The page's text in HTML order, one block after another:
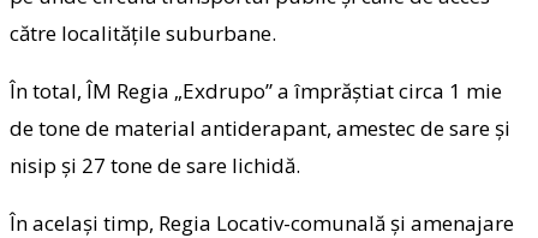
către localităţile suburbane.
În total, ÎM Regia „Exdrupo” a împrăştiat circa 1 mie
de tone de material antiderapant, amestec de sare şi
nisip şi 27 tone de sare lichidă.
În același timp, Regia Locativ-comunală și amenajare